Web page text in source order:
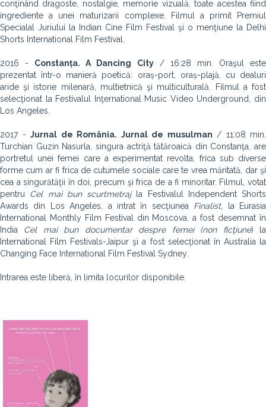
conţinând dragoste, nostalgie, memorie vizuală, toate acestea fiind
ingrediente a unei maturizarii complexe. Filmul a primit Premiul
Special al Juriului la Indian Cine Film Festival şi o menţiune la Delhi
Shorts International Film Festival.
2016 - Constanța. A Dancing City/ 16:28 min. Oraşul este
prezentat într-o manieră poetică: oraș-port, oraș-plajă, cu dealuri
aride şi istorie milenară, multietnică şi multiculturală. Filmul a fost
selecţionat la Festivalul Inţernational Music Video Underground, din
Los Angeles.
2017 - Jurnal de România. Jurnal de musulman / 11:08 min.
Turchian Guzin Nasurla, singura actriţă tătăroaică din Constanţa, are
portretul unei femei care a experimentat revolta, frica sub diverse
forme cum ar fi frica de cutumele sociale care te vrea măritată, dar şi
cea a singurătăţii în doi, precum şi frica de a fi minoritar. Filmul, votat
pentru Cel mai bun scurtmetrajla Festivalul Independent Shorts
Awards din Los Angeles, a intrat în secţiunea Finalist, la Eurasia
International Monthly Film Festival din Moscova, a fost desemnat în
India Cel mai bun documentar despre femei (non ficţiune) la
International Film Festivals-Jaipur şi a fost selecţionat în Australia la
Changing Face International Film Festival Sydney.
Intrarea este liberă, în limita locurilor disponibile.